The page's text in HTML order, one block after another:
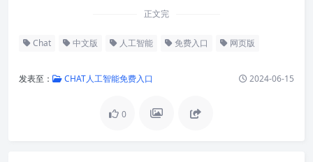
正文完
Chat 中文版 人工智能 免费入口 网页版
发表至： CHAT人工智能免费入口 2024-06-15
0